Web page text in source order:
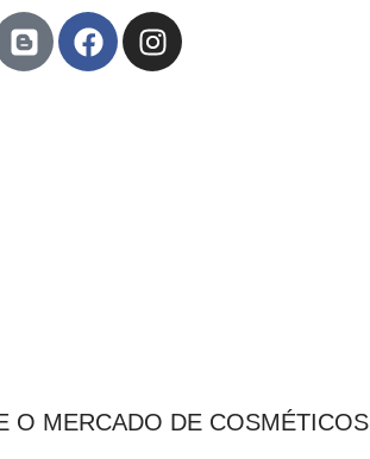
O MERCADO DE COSMÉTICOS